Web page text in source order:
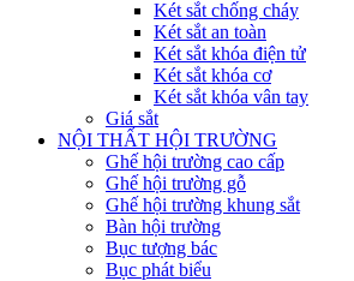
Két sắt chống cháy
Két sắt an toàn
Két sắt khóa điện tử
Két sắt khóa cơ
Két sắt khóa vân tay
Giá sắt
NỘI THẤT HỘI TRƯỜNG
Ghế hội trường cao cấp
Ghế hội trường gỗ
Ghế hội trường khung sắt
Bàn hội trường
Bục tượng bác
Bục phát biểu